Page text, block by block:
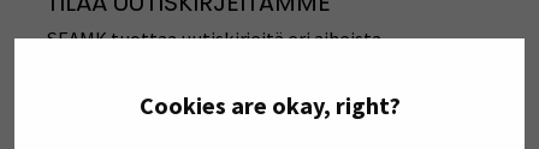
Cookies are okay, right?
SEAMK tuottaa uutiskirjeitä eri aiheista.